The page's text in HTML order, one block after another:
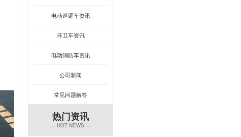
电动巡逻车资讯
环卫车资讯
电动消防车资讯
公司新闻
常见问题解答
热门资讯
— HOT NEWS —